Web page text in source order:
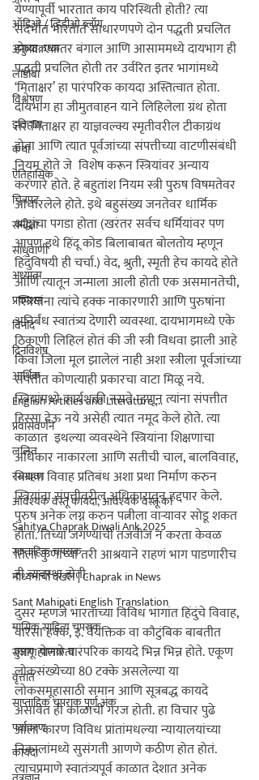
ऑडिओ / व्हिडीओ ब्लॉग
अनुभवकथन
लाडोबा
विश्लेषण
इतिहास
कथा
ऎतिहासिक
चित्रपट
समीक्षा
साधुवाणी
अध्यात्म
प्रकाशन
विनोद
दिनविशेष
आर्थिक
English Articles and Literature ...
प्रवासवर्णन
ललित
रसग्रहण
आवश्यक वस्तू कायदा, आवश्यक वस्तू का
Sahitya Chaprak Diwali Ank 2025
साप्ताहिक चपराक
माध्यमांची दखल | Chaprak in News
Sant Mahipati English Translation
मासिक साहित्य चपराक
सुजाण पालकत्व
वृत्तांत
साप्ताहिक चपराक पूर्ण अंक
पर्यावरण
कायदा
येण्यापूर्वी भारतात काय परिस्थिती होती? त्या
संदर्भात भारतात साधारणपणे दोन पद्धती प्रचलित
होत्या. एकतर बंगाल आणि आसाममध्ये दायभाग ही
पद्धती प्रचलित होती तर उर्वरित इतर भागांमध्ये
‘मिताक्षर’ हा पारंपरिक कायदा अस्तित्वात होता.
दायभाग हा जीमुतवाहन याने लिहिलेला ग्रंथ होता
तर मिताक्षर हा याज्ञवल्क्य स्मृतीवरील टीकाग्रंथ
होता आणि त्यात पूर्वजांच्या संपत्तीच्या वाटणीसंबंधी
नियम होते जे  विशेष करून स्त्रियांवर अन्याय
करणारे होते. हे बहुतांश नियम स्त्री पुरुष विषमतेवर
आधारलेले होते. इथे बहुसंख्य जनतेवर धार्मिक
श्रद्धांचा पगडा होता (खरंतर सर्वच धर्मियांवर पण
आपण इथे हिंदू कोड बिलाबाबत बोलतोय म्हणून
हिंदुंविषयी ही चर्चा.) वेद, श्रुती, स्मृती हेच कायदे होते
आणि त्यातून जन्माला आली होती एक असमानतेची,
स्त्रियांना त्यांचे हक्क नाकारणारी आणि पुरुषांना
अनिर्बंध स्वातंत्र्य देणारी व्यवस्था. दायभागमध्ये एके
ठिकाणी लिहिलं होतं की जी स्त्री विधवा झाली आहे
किंवा जिला मूल झालेलं नाही अशा स्त्रीला पूर्वजांच्या
संपत्तीत कोणत्याही प्रकारचा वाटा मिळू नये.
स्त्रियांमध्ये कार्यशक्ती नसते म्हणून त्यांना संपत्तीत
हिस्सा देऊ नये असेही त्यात नमूद केले होते. त्या
काळात  इथल्या व्यवस्थेने स्त्रियांना शिक्षणाचा
अधिकार नाकारला आणि सतीची चाल, बालविवाह,
विधवा विवाह प्रतिबंध अशा प्रथा निर्माण करुन
स्त्रियांना संपत्तीवरील अधिकारातून हद्दपार केले.
पुरुष अनेक लग्न करुन पत्नीला वार्‍यावर सोडू शकत
होता. तिच्या जगण्याची तजवीज न करता केवळ
तिला कुणाच्या तरी आश्रयाने राहणं भाग पाडणारीच
ही व्यवस्था होती.
दुसरं म्हणजे भारताच्या विविध भागांत हिंदुंचे विवाह,
वारसा हक्क, इ. वैयक्तिक वा कौटुंबिक बाबतीत
लागू होणारे पारंपरिक कायदे भिन्न भिन्न होते. एकूण
लोकसंख्येच्या 80 टक्के असलेल्या या
लोकसमूहासाठी समान आणि सूत्रबद्ध कायदे
असावेत ही काळाची गरज होती. हा विचार पुढे
आला कारण विविध प्रांतांमधल्या न्यायालयांच्या
निकालांमध्ये सुसंगती आणणे कठीण होत होतं.
त्याचप्रमाणे स्वातंत्र्यपूर्व काळात देशात अनेक